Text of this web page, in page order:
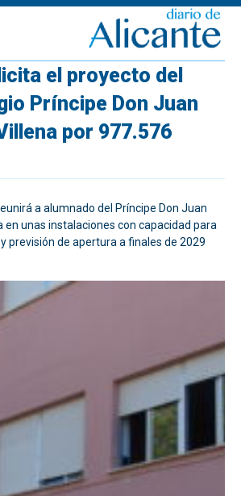
el proyecto del
Príncipe Don Juan
por 977.576
a alumnado del Príncipe Don Juan
en unas instalaciones con capacidad para
previsión de apertura a finales de 2029